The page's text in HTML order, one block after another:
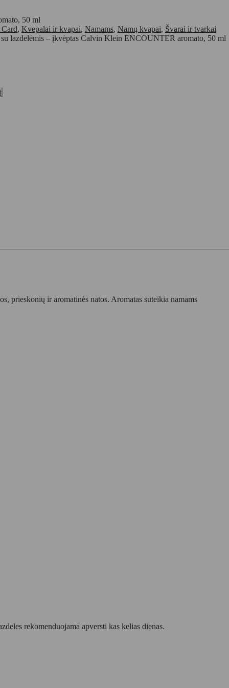
50 ml
, Kvepalai ir kvapai, Namams, Namų kvapai, Švarai ir tvarkai
su lazdelėmis – įkvėptas Calvin Klein ENCOUNTER aromato, 50 ml
prieskonių ir aromatinės natos. Aromatas suteikia namams
rekomenduojama apversti kas kelias dienas.